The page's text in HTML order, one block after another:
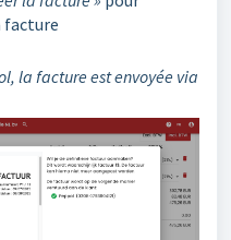
facture
la facture est envoyée via